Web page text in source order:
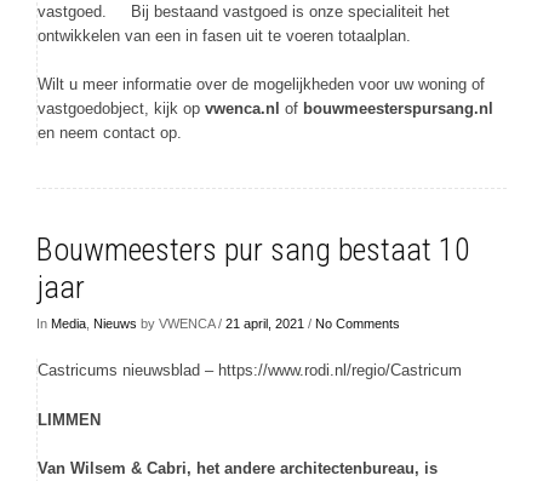
vastgoed. Bij bestaand vastgoed is onze specialiteit het
ontwikkelen van een in fasen uit te voeren totaalplan.
Wilt u meer informatie over de mogelijkheden voor uw woning of
vastgoedobject, kijk op vwenca.nl of bouwmeesterspursang.nl
en neem contact op.
Bouwmeesters pur sang bestaat 10
jaar
In Media, Nieuws by VWENCA / 21 april, 2021 / No Comments
Castricums nieuwsblad – https://www.rodi.nl/regio/Castricum
LIMMEN
Van Wilsem & Cabri, het andere architectenbureau, is